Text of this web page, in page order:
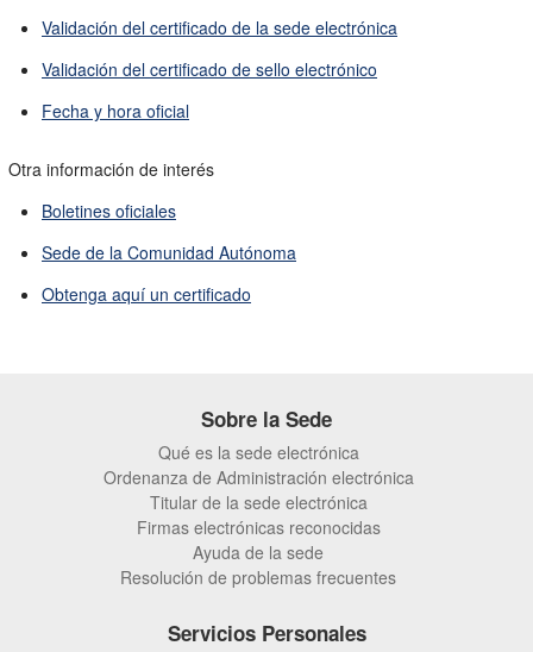
Validación del certificado de la sede electrónica
Validación del certificado de sello electrónico
Fecha y hora oficial
Otra información de interés
Boletines oficiales
Sede de la Comunidad Autónoma
Obtenga aquí un certificado
Sobre la Sede
Qué es la sede electrónica
Ordenanza de Administración electrónica
Titular de la sede electrónica
Firmas electrónicas reconocidas
Ayuda de la sede
Resolución de problemas frecuentes
Servicios Personales